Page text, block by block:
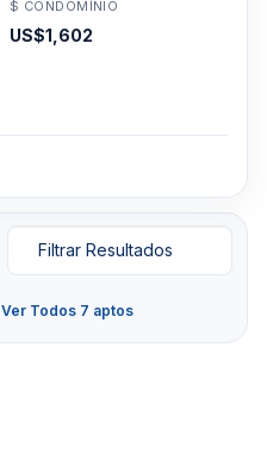
$ CONDOMÍNIO
US$1,602
Ver Todos 7 aptos
Filtrar Resultados